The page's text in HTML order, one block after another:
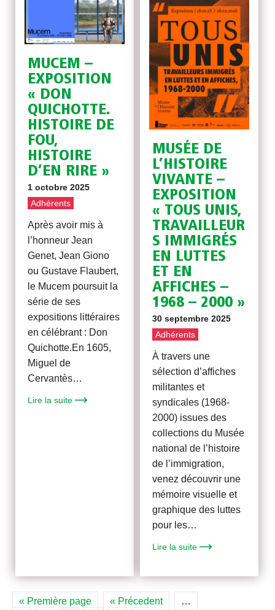
MUCEM –
EXPOSITION
« DON
QUICHOTTE.
HISTOIRE DE
FOU,
HISTOIRE
D’EN RIRE »
1 octobre 2025
Adhérents
Après avoir mis à
l’honneur Jean
Genet, Jean Giono
ou Gustave Flaubert,
le Mucem poursuit la
série de ses
expositions littéraires
en célébrant : Don
Quichotte.En 1605,
Miguel de
Cervantès…
Lire la suite
MUSÉE DE
L’HISTOIRE
VIVANTE –
EXPOSITION
« TOUS UNIS,
TRAVAILLEUR
S IMMIGRÉS
EN LUTTES
ET EN
AFFICHES –
1968 – 2000 »
30 septembre 2025
Adhérents
À travers une
sélection d’affiches
militantes et
syndicales (1968-
2000) issues des
collections du Musée
national de l’histoire
de l’immigration,
venez découvrir une
mémoire visuelle et
graphique des luttes
pour les…
Lire la suite
« Première page « Précedent
…